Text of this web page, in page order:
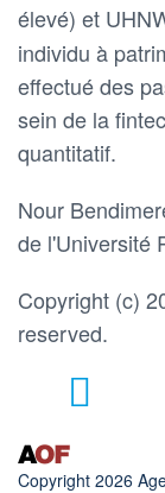
élevé) et
individu à
effectué des
sein de la
quantitatif.
Nour
de l'Université
Copyright (c)
reserved.
Copyright 2026